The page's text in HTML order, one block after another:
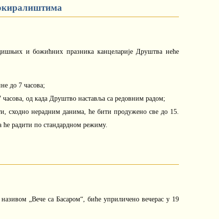
и божићних празника канцеларије Друштва неће
до 7 часова;
часова, од када Друштво наставља са редовним радом;
сходно нерадним данима, ће бити продужено све до 15.
радити по стандардном режиму.
„Вече са Басаром“, биће уприличено вечерас у 19